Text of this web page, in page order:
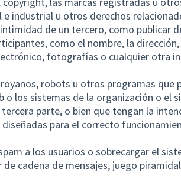
industrial u otros derechos
de un tercero, como publicar
como el nombre, la
fotografías o cualquier otra
robots u otros programas que
o los sistemas de la organización o el
parte, o bien que tengan la
para el correcto
a los usuarios o sobrecargar el
cadena de mensajes, juego